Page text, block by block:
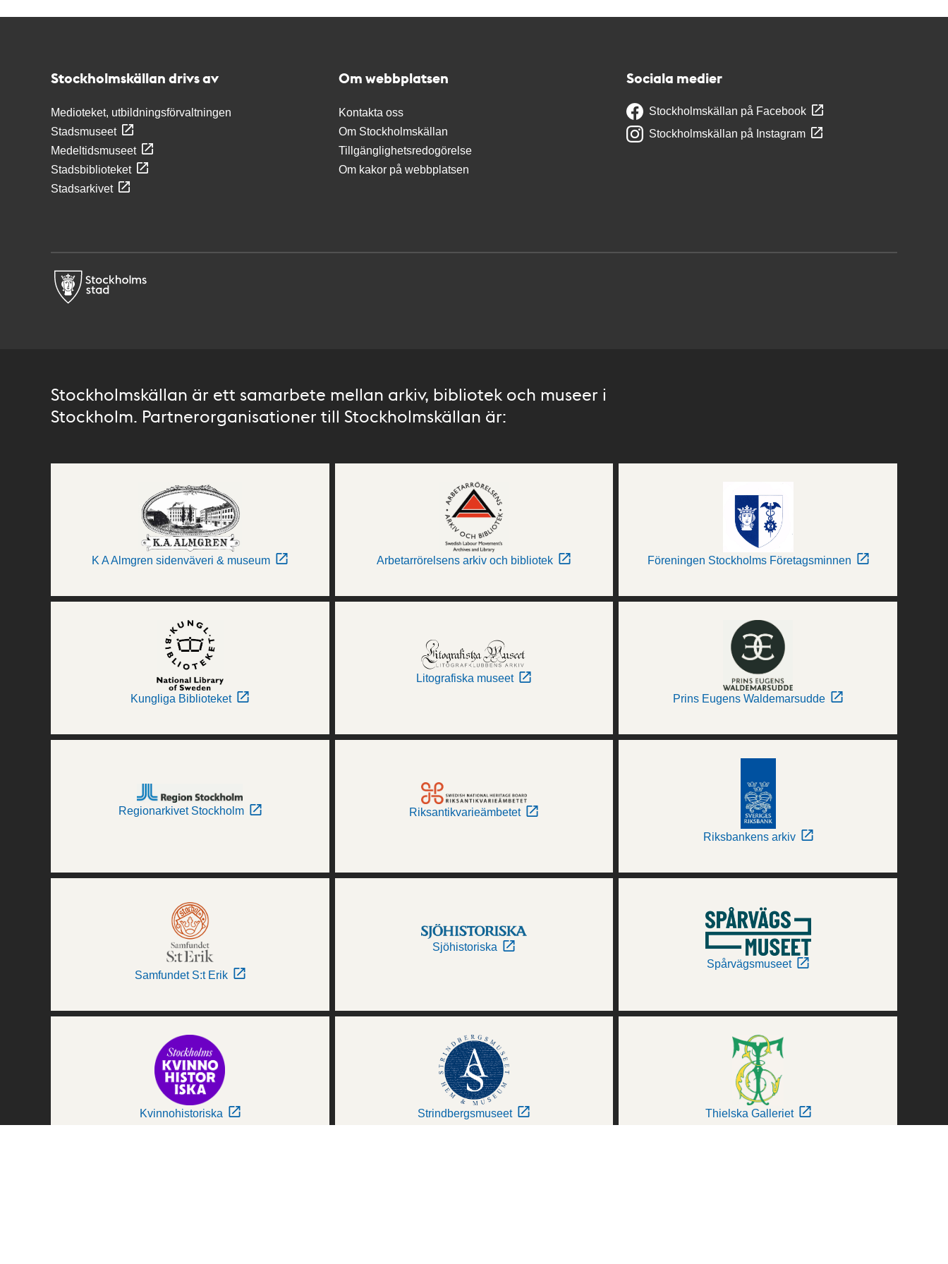
Stockholmskällan drivs av
Medioteket, utbildningsförvaltningen
Stadsmuseet
Medeltidsmuseet
Stadsbiblioteket
Stadsarkivet
Om webbplatsen
Kontakta oss
Om Stockholmskällan
Tillgänglighetsredogörelse
Om kakor på webbplatsen
Sociala medier
Stockholmskällan på Facebook
Stockholmskällan på Instagram
Stockholmskällan är ett samarbete mellan arkiv, bibliotek och museer i
Stockholm. Partnerorganisationer till Stockholmskällan är:
K A Almgren sidenväveri & museum Arbetarrörelsens arkiv och bibliotek Föreningen Stockholms Företagsminnen
Kungliga Biblioteket
Litografiska museet
Prins Eugens Waldemarsudde
Regionarkivet Stockholm Riksantikvarieämbetet
Riksbankens arkiv
Samfundet S:t Erik
Sjöhistoriska
Spårvägsmuseet
Kvinnohistoriska Strindbergsmuseet Thielska Galleriet